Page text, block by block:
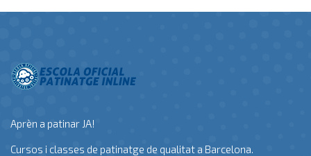
Aprèn a patinar JA!
Cursos i classes de patinatge de qualitat a Barcelona.